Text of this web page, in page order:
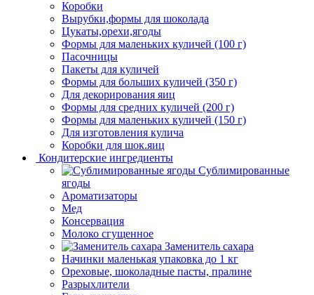
Коробки
Вырубки,формы для шоколада
Цукаты,орехи,ягоды
Формы для маленьких куличей (100 г)
Пасочницы
Пакеты для куличей
Формы для больших куличей (350 г)
Для декорирования яиц
Формы для средних куличей (200 г)
Формы для маленьких куличей (150 г)
Для изготовления кулича
Коробки для шок.яиц
Кондитерские ингредиенты
Сублимированные
ягоды
Ароматизаторы
Мед
Консервация
Молоко сгущенное
Заменитель сахара
Начинки маленькая упаковка до 1 кг
Ореховые, шоколадные пасты, пралине
Разрыхлители